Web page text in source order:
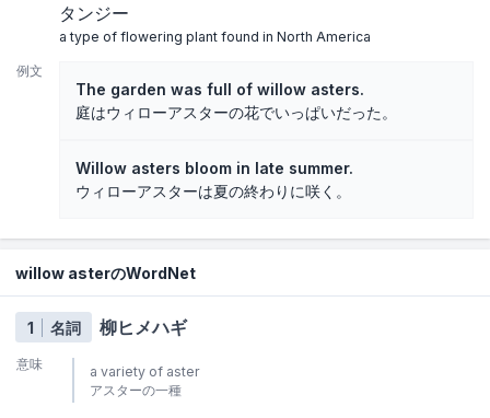
タンジー
a type of flowering plant found in North America
例文
The garden was full of willow asters.
庭はウィローアスターの花でいっぱいだった。
Willow asters bloom in late summer.
ウィローアスターは夏の終わりに咲く。
willow asterのWordNet
1 名詞 柳ヒメハギ
意味
a variety of aster
アスターの一種